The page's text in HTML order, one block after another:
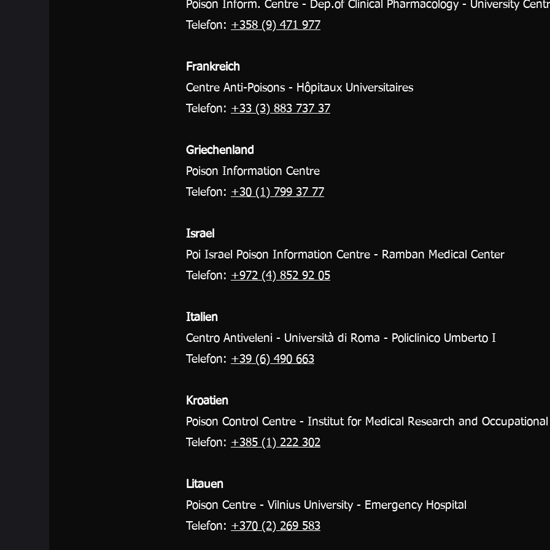
Poison Inform. Centre - Dep.of Clinical Pharmacology - University
Telefon: +358 (9) 471 977
Frankreich
Centre Anti-Poisons - Hôpitaux Universitaires
Telefon: +33 (3) 883 737 37
Griechenland
Poison Information Centre
Telefon: +30 (1) 799 37 77
Israel
Poi Israel Poison Information Centre - Ramban Medical Center
Telefon: +972 (4) 852 92 05
Italien
Centro Antiveleni - Università di Roma - Policlinico Umberto I
Telefon: +39 (6) 490 663
Kroatien
Poison Control Centre - Institut for Medical Research and
Telefon: +385 (1) 222 302
Litauen
Poison Centre - Vilnius University - Emergency Hospital
Telefon: +370 (2) 269 583